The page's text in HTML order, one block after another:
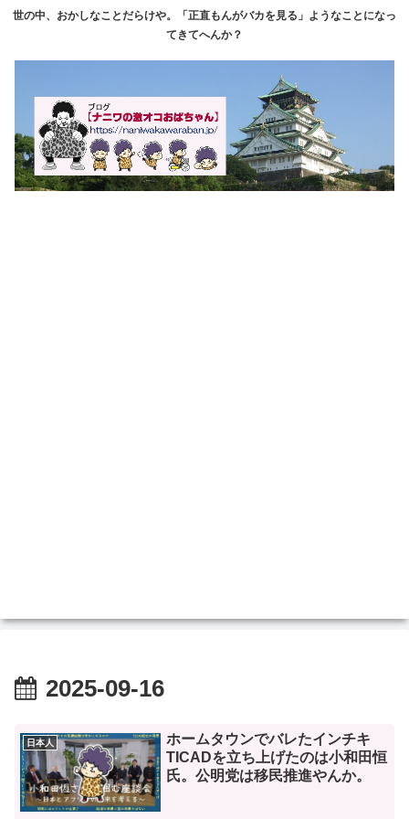
世の中、おかしなことだらけや。「正直もんがバカを見る」ようなことになっ
てきてへんか？
2025-09-16
日本人
ホームタウンでバレたインチキ
TICADを立ち上げたのは小和田恒
氏。公明党は移民推進やんか。